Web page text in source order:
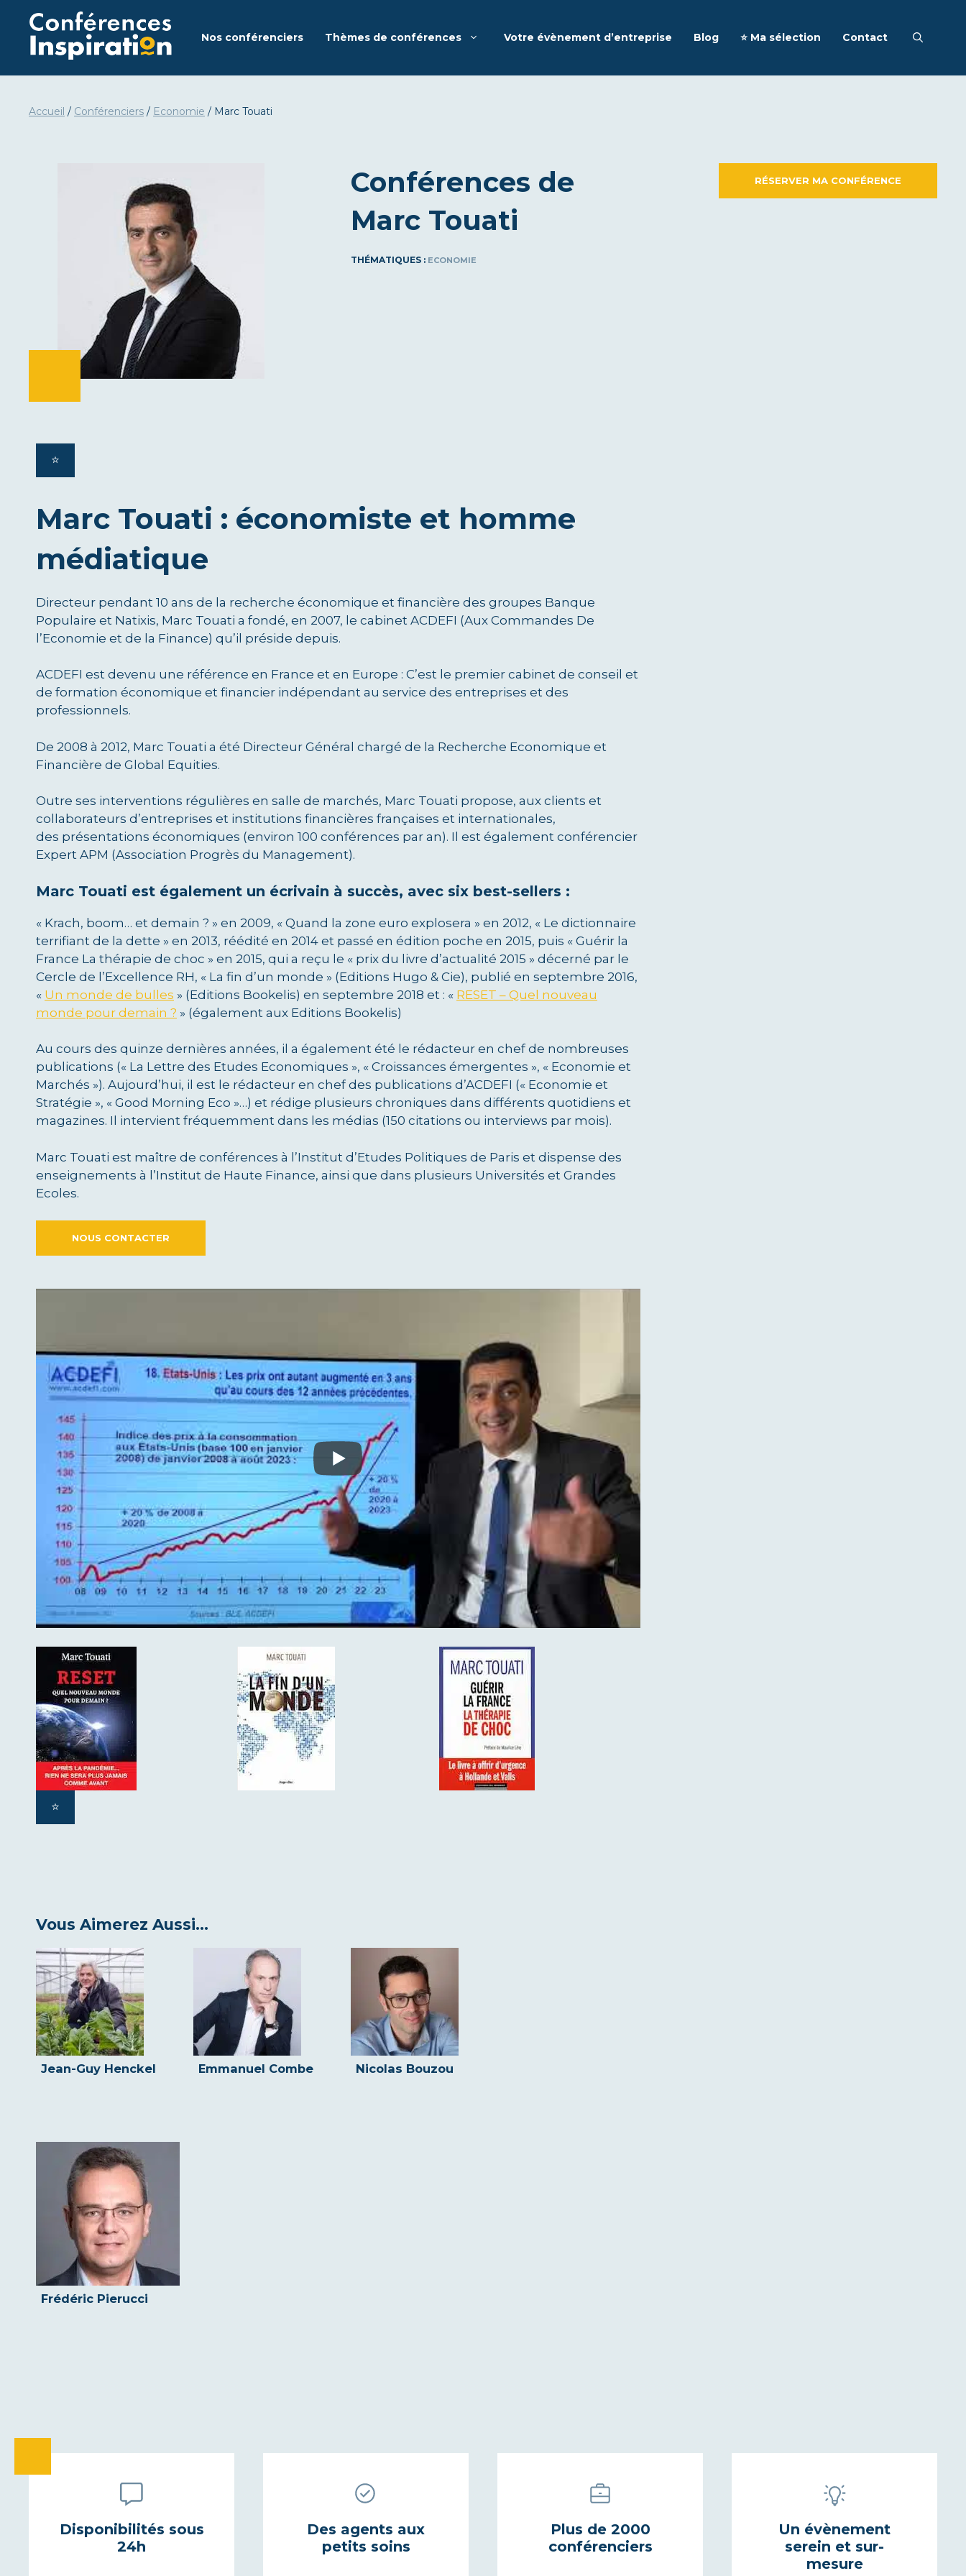
contenu
Nos conférenciers Thèmes de conférences Votre évènement d’entreprise Blog ⭐️ Ma sélection Contact
Accueil / Conférenciers / Economie / Marc Touati
Conférences de
Marc Touati
THÉMATIQUES : ECONOMIE
RÉSERVER MA CONFÉRENCE
⭐️
Marc Touati : économiste et homme
médiatique
Directeur pendant 10 ans de la recherche économique et financière des groupes Banque
Populaire et Natixis, Marc Touati a fondé, en 2007, le cabinet ACDEFI (Aux Commandes De
l’Economie et de la Finance) qu’il préside depuis.
ACDEFI est devenu une référence en France et en Europe : C’est le premier cabinet de conseil et
de formation économique et financier indépendant au service des entreprises et des
professionnels.
De 2008 à 2012, Marc Touati a été Directeur Général chargé de la Recherche Economique et
Financière de Global Equities.
Outre ses interventions régulières en salle de marchés, Marc Touati propose, aux clients et
collaborateurs d’entreprises et institutions financières françaises et internationales,
des présentations économiques (environ 100 conférences par an). Il est également conférencier
Expert APM (Association Progrès du Management).
Marc Touati est également un écrivain à succès, avec six best-sellers :
« Krach, boom… et demain ? » en 2009, « Quand la zone euro explosera » en 2012, « Le dictionnaire
terrifiant de la dette » en 2013, réédité en 2014 et passé en édition poche en 2015, puis « Guérir la
France La thérapie de choc » en 2015, qui a reçu le « prix du livre d’actualité 2015 » décerné par le
Cercle de l’Excellence RH, « La fin d’un monde » (Editions Hugo & Cie), publié en septembre 2016,
« Un monde de bulles » (Editions Bookelis) en septembre 2018 et : « RESET – Quel nouveau
monde pour demain ? » (également aux Editions Bookelis)
Au cours des quinze dernières années, il a également été le rédacteur en chef de nombreuses
publications (« La Lettre des Etudes Economiques », « Croissances émergentes », « Economie et
Marchés »). Aujourd’hui, il est le rédacteur en chef des publications d’ACDEFI (« Economie et
Stratégie », « Good Morning Eco »…) et rédige plusieurs chroniques dans différents quotidiens et
magazines. Il intervient fréquemment dans les médias (150 citations ou interviews par mois).
Marc Touati est maître de conférences à l’Institut d’Etudes Politiques de Paris et dispense des
enseignements à l’Institut de Haute Finance, ainsi que dans plusieurs Universités et Grandes
Ecoles.
NOUS CONTACTER
⭐️
Vous Aimerez Aussi...
Jean-Guy Henckel Emmanuel Combe Nicolas Bouzou
Frédéric Pierucci
Disponibilités sous
24h
Des agents aux
petits soins
Plus de 2000
conférenciers
Un évènement
serein et sur-
mesure